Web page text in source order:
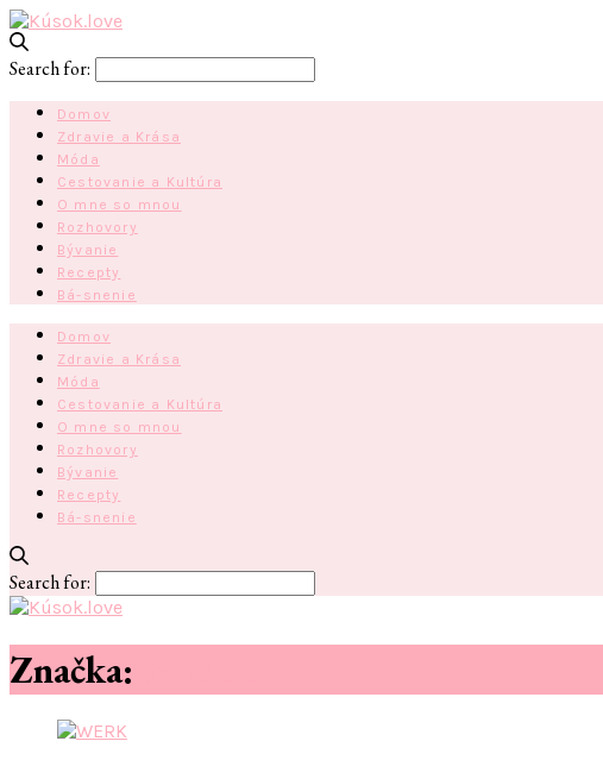
Search for:
Domov
Zdravie a Krása
Móda
Cestovanie a Kultúra
O mne so mnou
Rozhovory
Bývanie
Recepty
Bá-snenie
Domov
Zdravie a Krása
Móda
Cestovanie a Kultúra
O mne so mnou
Rozhovory
Bývanie
Recepty
Bá-snenie
Search for:
Značka: